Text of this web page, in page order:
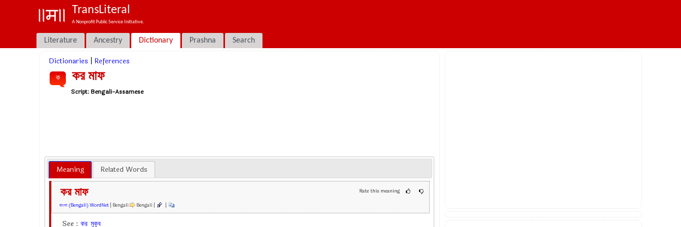
TransLiteral
A Nonprofit Public Service Initiative.
Literature Ancestry Dictionary Prashna Search
Dictionaries References
ক কর মাফ
Script:Bengali-Assamese
Meaning Related Words
Rate this meaning
কর মাফ
বাংলা (Bengali) WordNet| Bengali Bengali | |
See : কর মুকুব